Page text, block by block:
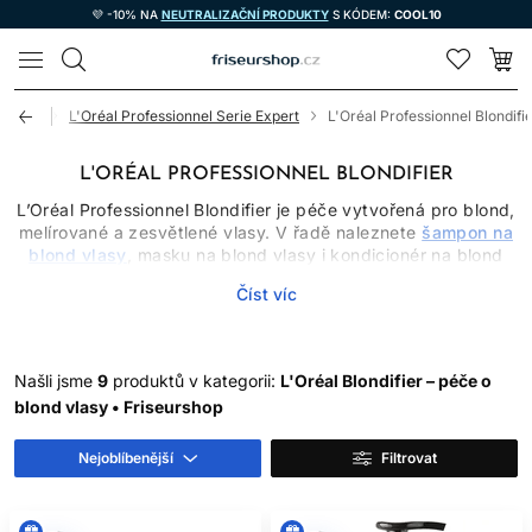
💜 -10% NA NEUTRALIZAČNÍ PRODUKTYS KÓDEM: COOL10
LOMAX
L'Oréal Professionnel Serie Expert L'Oréal Professionnel
L'ORÉAL PROFESSIONNEL BLONDIFIER
L’Oréal Professionnel Blondifier je péče vytvořená pro blond,
melírované a zesvětlené vlasy. V řadě naleznete šampon na
blond vlasy
, masku na blond vlasy i kondicionér na blond
kondicionovat a zlepšit lesk délek, které bývají po
PÉČE PODLE STAVU
BLOND VLASŮ
Šampon aplikujte zejména na pokožku hlavy. Kondicionér
nebo masku naneste do délek, nechte působit podle návodu
pomáhá vlasům působit hladčeji; nedokáže však vrátit
Číst víc
Našli jsme 9 produktů v kategorii: L'Oréal Blondifier – péče o
blond vlasy • Friseurshop
Nejoblíbenější Filtrovat